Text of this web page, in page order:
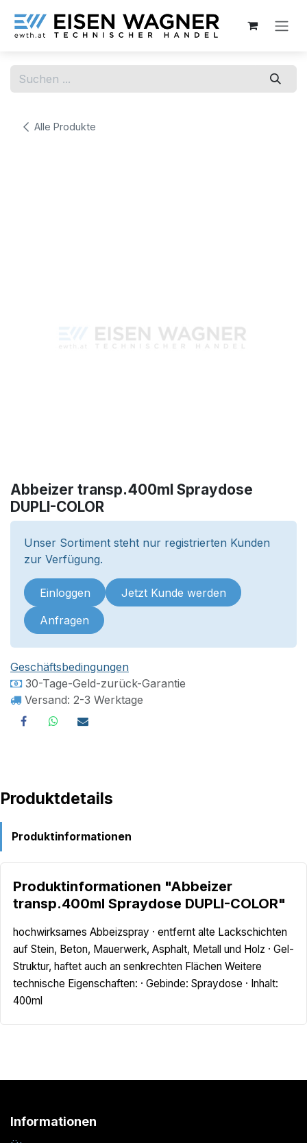
Alle Produkte
Abbeizer transp.400ml Spraydose
DUPLI-COLOR
Unser Sortiment steht nur registrierten Kunden
zur Verfügung.
Einloggen Jetzt Kunde werden
Anfragen
Geschäftsbedingungen
30-Tage-Geld-zurück-Garantie
Versand: 2-3 Werktage
Produktdetails
Produktinformationen
Produktinformationen "Abbeizer
transp.400ml Spraydose DUPLI-COLOR"
hochwirksames Abbeizspray · entfernt alte Lackschichten
auf Stein, Beton, Mauerwerk, Asphalt, Metall und Holz · Gel-
Struktur, haftet auch an senkrechten Flächen Weitere
technische Eigenschaften: · Gebinde: Spraydose · Inhalt:
400ml
Informationen